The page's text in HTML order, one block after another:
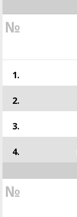
№
1.
2.
3.
4.
№